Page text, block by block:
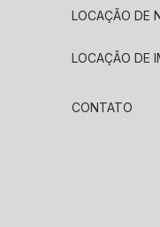
LOCAÇÃO DE
LOCAÇÃO DE
CONTATO